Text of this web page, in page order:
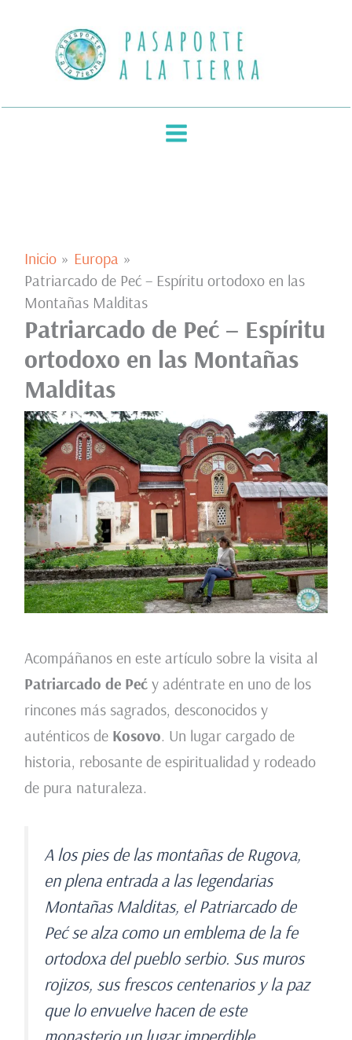
contenido
Inicio
Europa
Patriarcado de Peć – Espíritu ortodoxo en las
Montañas Malditas
Patriarcado de Peć – Espíritu
ortodoxo en las Montañas
Malditas
Acompáñanos en este artículo sobre la visita al
Patriarcado de Pećy adéntrate en uno de los
rincones más sagrados, desconocidos y
auténticos de Kosovo. Un lugar cargado de
historia, rebosante de espiritualidad y rodeado
de pura naturaleza.
A los pies de las montañas de Rugova,
en plena entrada a las legendarias
Montañas Malditas, el Patriarcado de
Peć se alza como un emblema de la fe
ortodoxa del pueblo serbio. Sus muros
rojizos, sus frescos centenarios y la paz
que lo envuelve hacen de este